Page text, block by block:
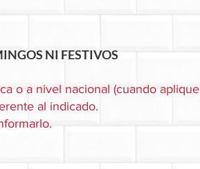
NI FESTIVOS
o a nivel nacional (cuando aplique
al indicado.